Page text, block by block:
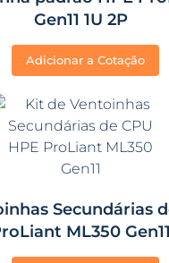
Gen11 1U 2P
Adicionar a Cotação
Secundárias
ML350 Gen11